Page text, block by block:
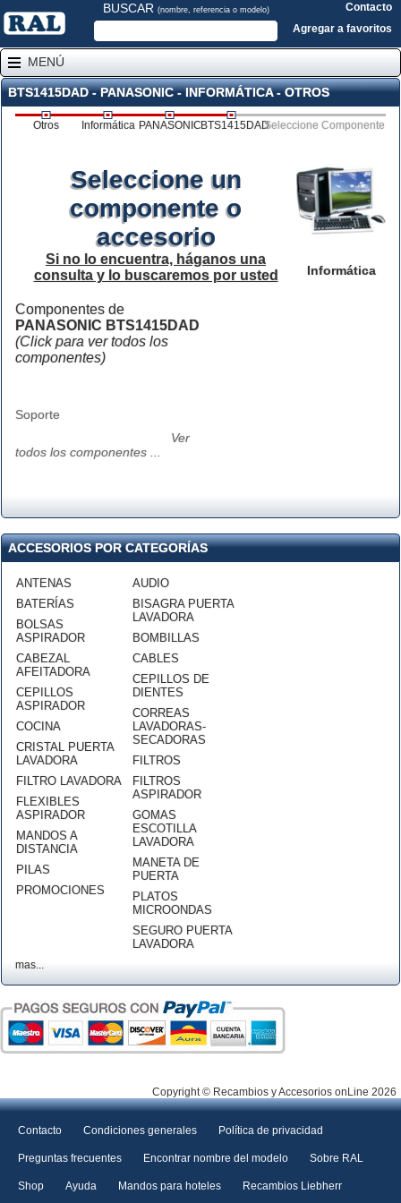
BUSCAR (nombre, referencia o modelo)
Contacto
Agregar a favoritos
MENÚ
BTS1415DAD - PANASONIC - INFORMÁTICA - OTROS
Otros Informática PANASONICBTS1415DADSeleccione Componente
Informática
Seleccione un
componente o
accesorio
Si no lo encuentra, háganos una
consulta y lo buscaremos por usted
Componentes de
PANASONIC BTS1415DAD
(Click para ver todos los
componentes)
Soporte
Ver
todos los componentes ...
ACCESORIOS POR CATEGORÍAS
ANTENAS
BATERÍAS
BOLSAS
ASPIRADOR
CABEZAL
AFEITADORA
CEPILLOS
ASPIRADOR
COCINA
CRISTAL PUERTA
LAVADORA
FILTRO LAVADORA
FLEXIBLES
ASPIRADOR
MANDOS A
DISTANCIA
PILAS
PROMOCIONES
AUDIO
BISAGRA PUERTA
LAVADORA
BOMBILLAS
CABLES
CEPILLOS DE
DIENTES
CORREAS
LAVADORAS-
SECADORAS
FILTROS
FILTROS
ASPIRADOR
GOMAS
ESCOTILLA
LAVADORA
MANETA DE
PUERTA
PLATOS
MICROONDAS
SEGURO PUERTA
LAVADORA
mas...
Copyright © Recambios y Accesorios onLine 2026
Contacto Condiciones generales Política de privacidad
Preguntas frecuentes Encontrar nombre del modelo Sobre RAL
Shop Ayuda Mandos para hoteles Recambios Liebherr